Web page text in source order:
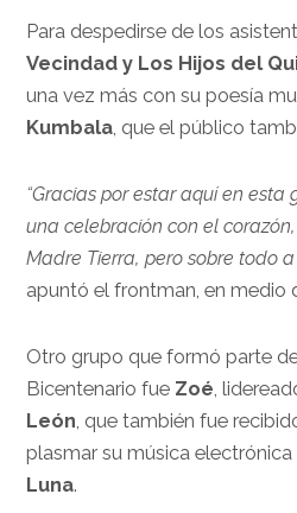
Para despedirse de los
Vecindad y Los Hijos del
una vez más con su poesía
Kumbala , que el público
“Gracias por estar aquí en
una celebración con el
Madre Tierra, pero sobre todo
apuntó el frontman, en medio
Otro grupo que formó parte
Bicentenario fue Zoé,
León, que también fue
plasmar su música
Luna.